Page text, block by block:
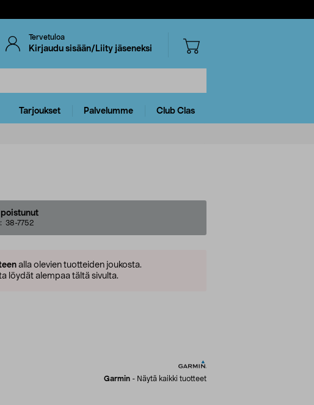
Tervetuloa
Kirjaudu sisään/Liity jäseneksi
Tarjoukset Palvelumme Club Clas
poistunut
38-7752
alla olevien tuotteiden joukosta.
löydät alempaa tältä sivulta.
Garmin - Näytä kaikki tuotteet